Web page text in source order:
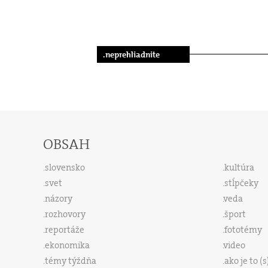
.neprehliadnite
OBSAH
slovensko
svet
názory
rozhovory
reportáže
ekonomika
témy týždňa
kultúra
stĺpčeky
veda
šport
fototémy
video
ako je to